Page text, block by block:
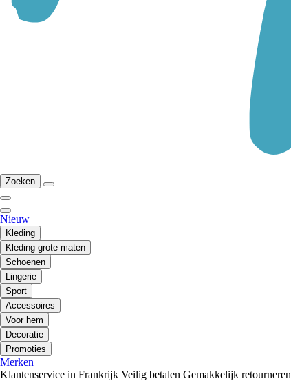
Zoeken
Nieuw
Kleding
Kleding grote maten
Schoenen
Lingerie
Sport
Accessoires
Voor hem
Decoratie
Promoties
Merken
Klantenservice in Frankrijk Veilig betalen Gemakkelijk retourneren